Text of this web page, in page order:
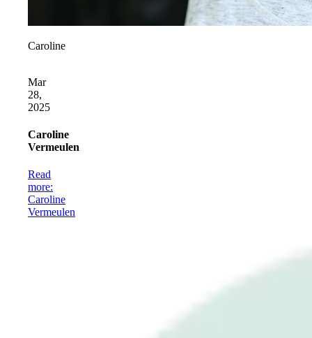
Caroline
Mar
28,
2025
Caroline
Vermeulen
Read
more:
Caroline
Vermeulen